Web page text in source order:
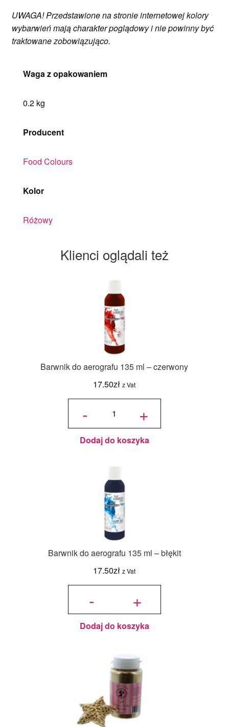
UWAGA! Przedstawione na stronie internetowej kolory
wybarwień mają charakter poglądowy i nie powinny być
traktowane zobowiązująco.
Waga z opakowaniem
0.2 kg
Producent
Food Colours
Kolor
Różowy
Klienci oglądali też
Barwnik do aerografu 135 ml – czerwony
17.50zł z Vat
-
ilość
aerografu
135 ml -
czerwony +
Dodaj do koszyka
Barwnik do aerografu 135 ml – błękit
17.50zł z Vat
-
ilość
aerografu
135 ml -
błękit +
Dodaj do koszyka